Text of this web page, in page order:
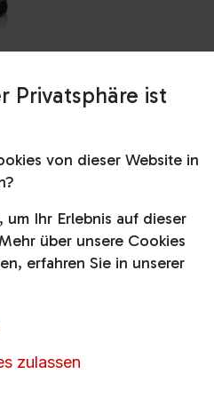
,mit Beutel
Privatsphäre ist
von dieser Website in
Ihr Erlebnis auf dieser
über unsere Cookies
erfahren Sie in unserer
zulassen